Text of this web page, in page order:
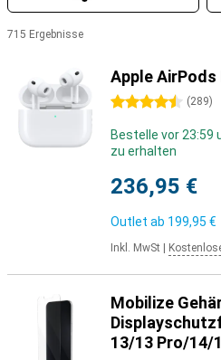
715 Ergebnisse
Apple AirPods
4.5 Sterne (289)
Bestelle vor 23:59
zu erhalten
236,95 €
Outlet ab 199,95 €
Inkl. MwSt
Mobilize
13/13 Pro/14/